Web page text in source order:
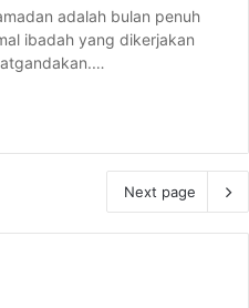
adalah bulan penuh
ibadah yang dikerjakan
Next page